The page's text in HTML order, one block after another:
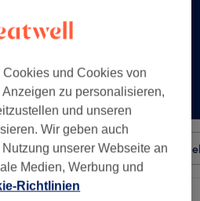
Salons
und Cookies von
zu personalisieren,
und unseren
Wir geben auch
unserer Webseite an
Medien, Werbung und
Richtlinien